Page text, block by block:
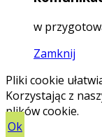
w
Zamknij
Pliki cookie
Korzystając z
plików cookie.
Ok